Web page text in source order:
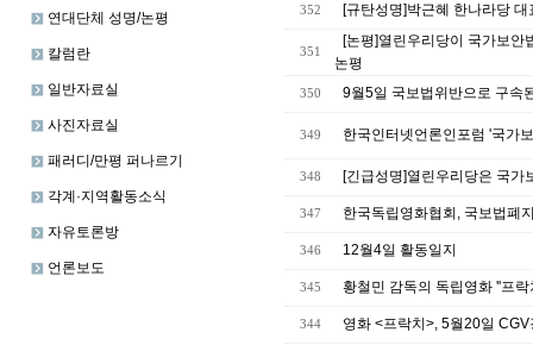
연대단체 성명/논평
칼럼란
일반자료실
사진자료실
패러디/만평 퍼나르기
각계·지역활동소식
자유토론방
언론보도
352 [규탄성명]박근혜 한나라당
351
[논평]열린우리당이 국가보안
논평
350 9월5일 국보법위반으로 구속
349 한국인터넷언론인포럼 '국가
348 [긴급성명]열린우리당은 국가
347 한국독립영화협회, 국보법폐
346 12월4일 활동일지
345 황철민 감독의 독립영화 ''프
344 영화 <프락치>, 5월20일